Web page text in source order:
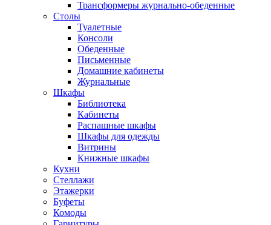
Трансформеры журнально-обеденные
Столы
Туалетные
Консоли
Обеденные
Письменные
Домашние кабинеты
Журнальные
Шкафы
Библиотека
Кабинеты
Распашные шкафы
Шкафы для одежды
Витрины
Книжные шкафы
Кухни
Стеллажи
Этажерки
Буфеты
Комоды